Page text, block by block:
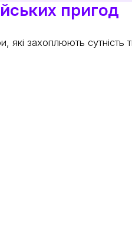
пригод
які захоплюють сутність